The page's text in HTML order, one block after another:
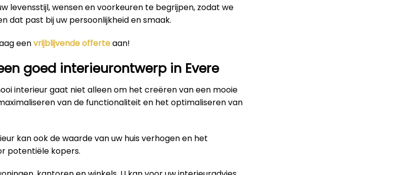
levensstijl, wensen en voorkeuren te begrijpen, zodat we
dat past bij uw persoonlijkheid en smaak.
eenvrijblijvende offerteaan!
goed interieurontwerp in Evere
interieur gaat niet alleen om het creëren van een mooie
van de functionaliteit en het optimaliseren van
kan ook de waarde van uw huis verhogen en het
potentiële kopers.